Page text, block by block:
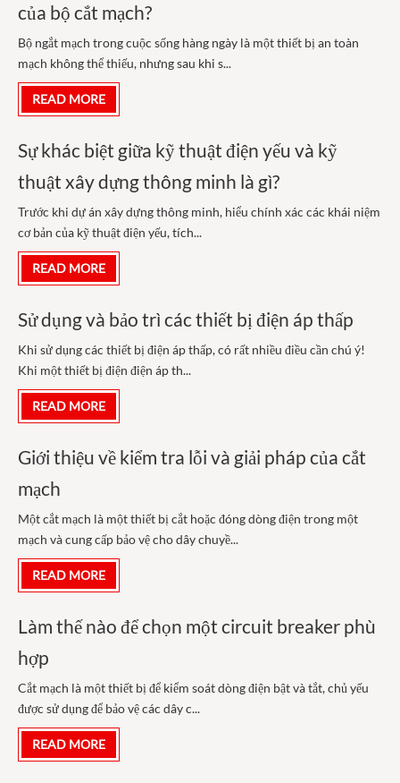
của bộ cắt mạch?
Bộ ngắt mạch trong cuộc sống hàng ngày là một thiết bị an toàn
mạch không thể thiếu, nhưng sau khi s...
READ MORE
Sự khác biệt giữa kỹ thuật điện yếu và kỹ
thuật xây dựng thông minh là gì?
Trước khi dự án xây dựng thông minh, hiểu chính xác các khái niệm
cơ bản của kỹ thuật điện yếu, tích...
READ MORE
Sử dụng và bảo trì các thiết bị điện áp thấp
Khi sử dụng các thiết bị điện áp thấp, có rất nhiều điều cần chú ý!
Khi một thiết bị điện điện áp th...
READ MORE
Giới thiệu về kiểm tra lỗi và giải pháp của cắt
mạch
Một cắt mạch là một thiết bị cắt hoặc đóng dòng điện trong một
mạch và cung cấp bảo vệ cho dây chuyề...
READ MORE
Làm thế nào để chọn một circuit breaker phù
hợp
Cắt mạch là một thiết bị để kiểm soát dòng điện bật và tắt, chủ yếu
được sử dụng để bảo vệ các dây c...
READ MORE